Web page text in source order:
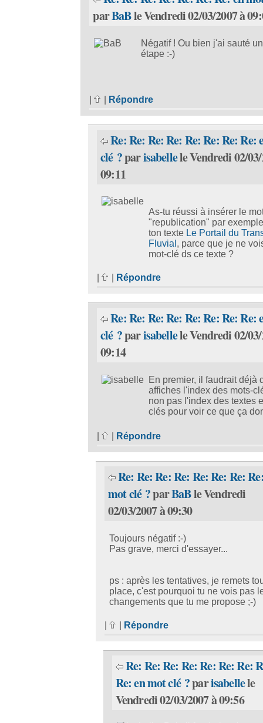
parBaBle Vendredi 02/03/2007 à
Négatif ! Ou bien j'ai sauté
étape :-)
| Répondre
Re: Re: Re: Re: Re: Re: Re: Re:
clé ?parisabellele Vendredi 02/
09:11
As-tu réussi à insérer le
"republication" par
ton texte Le Portail du
Fluvial , parce que je ne
mot-clé ds ce texte ?
| Répondre
Re: Re: Re: Re: Re: Re: Re: Re:
clé ?parisabellele Vendredi 02/
09:14
En premier, il faudrait déjà
affiches l'index des mots-
non pas l'index des textes
clés pour voir ce que ça
| Répondre
Re: Re: Re: Re: Re: Re: Re:
mot clé ?parBaBle Vendredi
02/03/2007 à 09:30
Toujours négatif :-)
Pas grave, merci d'essayer...
ps : après les tentatives, je remets
place, c'est pourquoi tu ne vois pas
changements que tu me propose ;-)
Répondre
Re: Re: Re: Re: Re: Re: Re:
Re: en mot clé ?parisabellele
Vendredi 02/03/2007 à 09:56